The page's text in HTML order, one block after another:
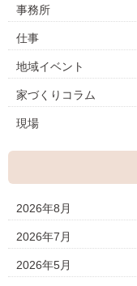
事務所
仕事
地域イベント
家づくりコラム
現場
2026年8月
2026年7月
2026年5月